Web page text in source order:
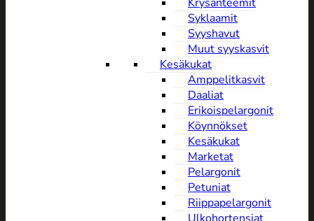
Syklaamit
Syyshavut
Muut syyskasvit
Kesäkukat
Amppelitkasvit
Daaliat
Erikoispelargonit
Köynnökset
Kesäkukat
Marketat
Pelargonit
Petuniat
Riippapelargonit